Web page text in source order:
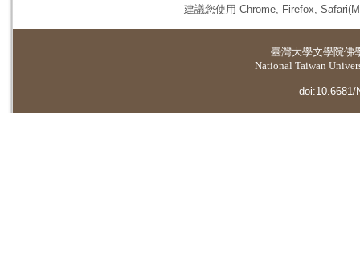
建議您使用 Chrome, Firefox,
臺灣大學文學院佛
National Taiwan
doi:10.6681/